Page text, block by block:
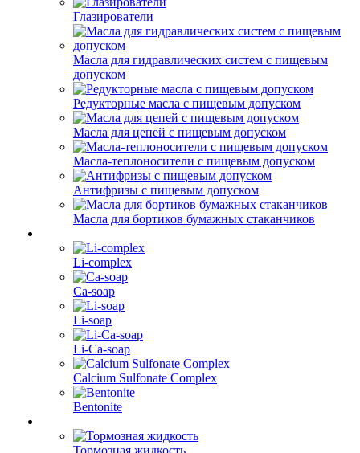
Глазирователи
Масла для гидравлических систем с пищевым
допуском
Редукторные масла с пищевым допуском
Масла для цепей с пищевым допуском
Масла-теплоносители с пищевым допуском
Антифризы с пищевым допуском
Масла для бортиков бумажных стаканчиков
Li-complex
Ca-soap
Li-soap
Li-Ca-soap
Calcium Sulfonate Complex
Bentonite
Тормозная жидкость